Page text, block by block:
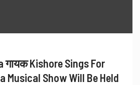
गायक Kishore Sings For
Musical Show Will Be Held